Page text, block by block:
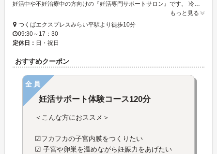
妊活中や不妊治療中の方向けの『妊活専門サポートサロン』です。 冷え・不妊・生理トラブルでお悩みの方もご相談ください。 不妊治療中でストレスの多い方も、リラックスしながら体質改善を行っていきましょう。 食事や生活スタイルを少しづつ変え、マッサージも取り入れながら血の巡りをよくしていき、妊娠しやすい身体に調えます。 また、生理トラブルをお持ちの方でも、薬や病院に頼らない身体に改善していきます。
もっと見る
つくばエクスプレスみらい平駅より徒歩10分
09:30～17：30
定休日： 日・祝日
おすすめクーポン
全員
妊活サポート体験コース120分
＜こんな方におススメ＞
☑フカフカの子宮内膜をつくりたい
☑ 子宮や卵巣を温めながら妊娠力をあげたい